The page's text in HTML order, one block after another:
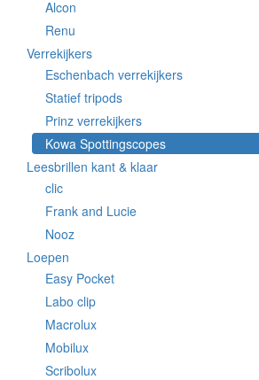
Alcon
Renu
Verrekijkers
Eschenbach verrekijkers
Statief tripods
Prinz verrekijkers
Kowa Spottingscopes
Leesbrillen kant & klaar
clic
Frank and Lucie
Nooz
Loepen
Easy Pocket
Labo clip
Macrolux
Mobilux
Scribolux